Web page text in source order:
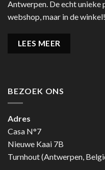
Antwerpen. De echt unieke
webshop, maar in de winkel!
LEES MEER
BEZOEK ONS
Adres
Casa N°7
Nieuwe Kaai 7B
Turnhout (Antwerpen,